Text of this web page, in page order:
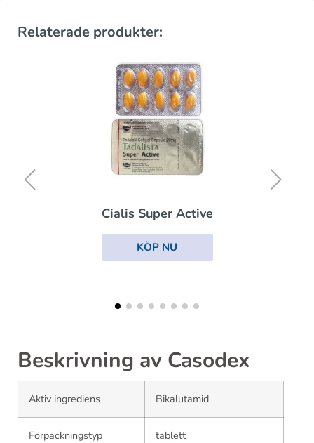
Relaterade produkter:
Viagra
Beskrivning av Casodex
Aktiv ingrediens Bikalutamid
Förpackningstyp tablett